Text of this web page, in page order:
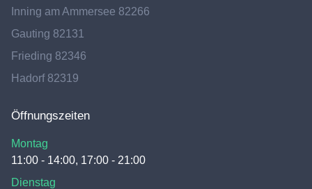
Inning am Ammersee 82266
Gauting 82131
Frieding 82346
Hadorf 82319
Öffnungszeiten
Montag
11:00 - 14:00, 17:00 - 21:00
Dienstag